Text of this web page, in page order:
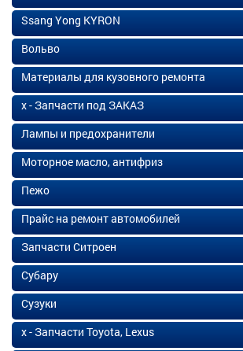
Ssang Yong KYRON
Вольво
Материалы для кузовного ремонта
х - Запчасти под ЗАКАЗ
Лампы и предохранители
Моторное масло, антифриз
Пежо
Прайс на ремонт автомобилей
Запчасти Ситроен
Субару
Сузуки
х - Запчасти Toyota, Lexus